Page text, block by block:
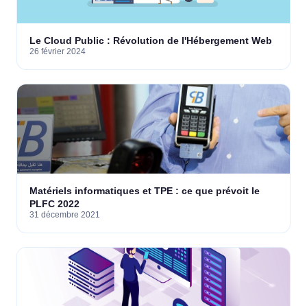
Le Cloud Public : Révolution de l'Hébergement Web
26 février 2024
Matériels informatiques et TPE : ce que prévoit le
PLFC 2022
31 décembre 2021